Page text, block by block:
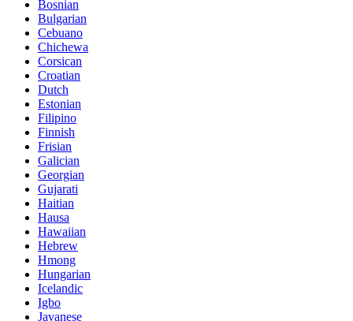
Bosnian
Bulgarian
Cebuano
Chichewa
Corsican
Croatian
Dutch
Estonian
Filipino
Finnish
Frisian
Galician
Georgian
Gujarati
Haitian
Hausa
Hawaiian
Hebrew
Hmong
Hungarian
Icelandic
Igbo
Javanese